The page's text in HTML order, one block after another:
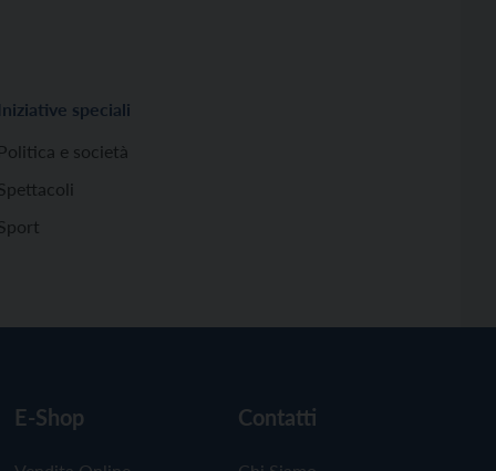
Iniziative speciali
Politica e società
E-Shop Contatti